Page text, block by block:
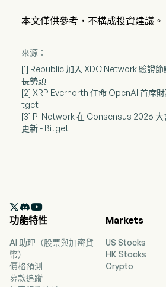
本文僅供參考，不構成投資建議。
來源：
[1] Republic 加入 XDC Network 驗證
長勢頭
[2] XRP Evernorth 任命 OpenAI 首席
tget
[3] Pi Network 在 Consensus 2026
更新 - Bitget

功能特性
AI 助理（股票與加密貨
幣）
價格預測
募款追蹤
Markets
US Stocks
HK Stocks
Crypto